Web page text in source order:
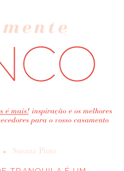
• Susana Pinto